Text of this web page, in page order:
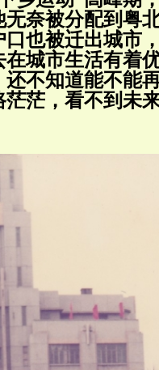
无奈被分配到粤
也被迁出城市
城市生活有着
不知道能不能
茫茫，看不到未